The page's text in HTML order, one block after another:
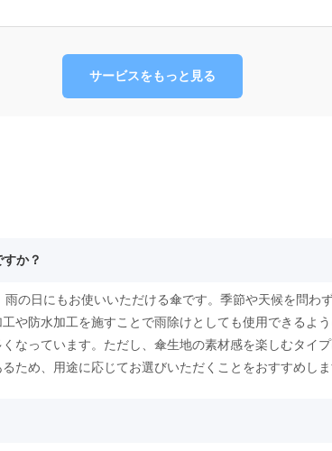
サービスをもっと見る
か？
の日にもお使いいただける傘です。季節や天候を問わ
や防水加工を施すことで雨除けとしても使用できるよ
なっています。ただし、傘生地の素材感を楽しむタイ
ため、用途に応じてお選びいただくことをおすすめしま